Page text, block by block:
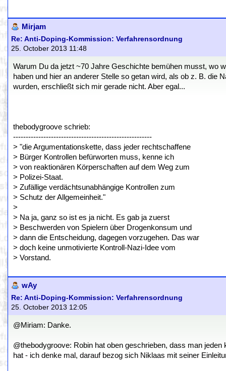
Mirjam
Re: Anti-Doping-Kommission: Verfahrensordnung
25. October 2013 11:48
Warum Du da jetzt ~70 Jahre Geschichte bemühen musst, wo
haben und hier an anderer Stelle so getan wird, als ob z. B. die
wurden, erschließt sich mir gerade nicht. Aber egal...
thebodygroove schrieb:
-------------------------------------------------------
> "die Argumentationskette, dass jeder rechtschaffene
> Bürger Kontrollen befürworten muss, kenne ich
> von reaktionären Körperschaften auf dem Weg zum
> Polizei-Staat.
> Zufällige verdächtsunabhängige Kontrollen zum
> Schutz der Allgemeinheit."
>
> Na ja, ganz so ist es ja nicht. Es gab ja zuerst
> Beschwerden von Spielern über Drogenkonsum und
> dann die Entscheidung, dagegen vorzugehen. Das war
> doch keine unmotivierte Kontroll-Nazi-Idee vom
> Vorstand.
wAy
Re: Anti-Doping-Kommission: Verfahrensordnung
25. October 2013 12:05
@Miriam: Danke.
@thebodygroove: Robin hat oben geschrieben, dass man
hat - ich denke mal, darauf bezog sich Niklaas mit seiner